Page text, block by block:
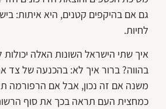
גם אם בהיקפים קטנים, היא איתות:
לחיות.
איך שתי הישראל השונות האלה
בהווה? ברור איך לא: בהכנעה של צד
משנה אם זה נכון, אבל אם הרפורמה
כמחצית העם תראה בכך את סוף